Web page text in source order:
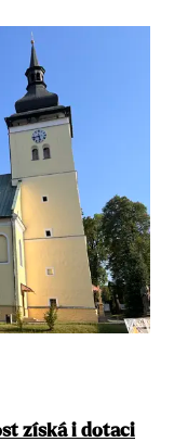
získá i dotaci